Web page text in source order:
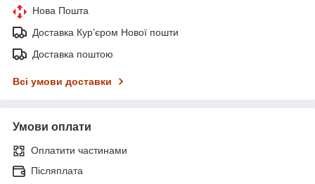
Нова Пошта
Доставка Курʼєром Нової пошти
Доставка поштою
Всі умови доставки
Умови оплати
Оплатити частинами
Післяплата